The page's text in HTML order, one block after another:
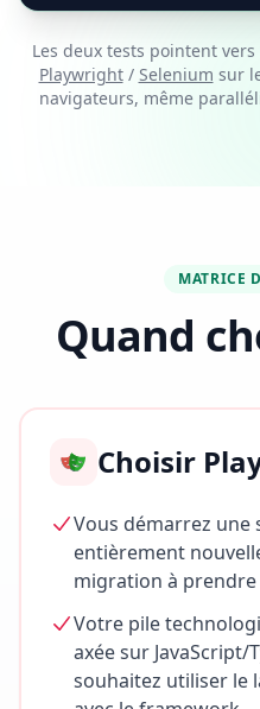
Les deux tests pointent
Playwright/ Selenium sur
navigateurs, même
MATRICE
Quand
Choisir
Vous démarrez une
entièrement
migration à
Votre pile
axée sur JavaScript/
souhaitez utiliser le